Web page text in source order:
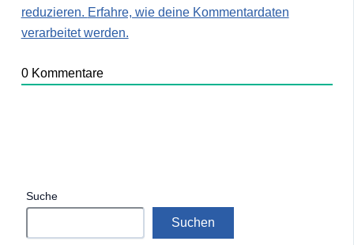
reduzieren. Erfahre, wie deine Kommentardaten
verarbeitet werden.
0Kommentare
Suche
Suchen